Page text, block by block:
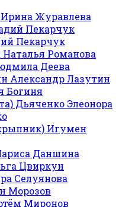
Ирина Журавлева
Пекарчук
Наталья Романова
Деева
Александр Лазутин
Богиня
Элеонора
Игумен
Даншина
Цвиркун
Селуянова
Морозов
Миронов